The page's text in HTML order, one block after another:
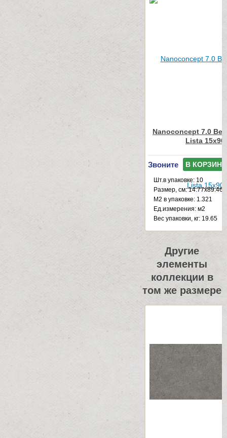
Nanoconcept 7.0
Lista 15x90
Звоните В КОРЗИНУ
Шт.в упаковке: 10
Размер, см: 14.77x89.46
М2 в упаковке: 1.321
Ед.измерения: м2
Веc упаковки, кг: 19.65
Другие
элементы
коллекции в
том же размере